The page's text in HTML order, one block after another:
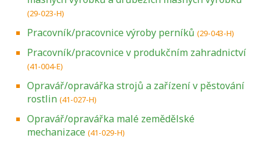
(29-023-H)
Pracovník/pracovnice výroby perníků (29-043-H)
Pracovník/pracovnice v produkčním zahradnictví
(41-004-E)
Opravář/opravářka strojů a zařízení v pěstování
rostlin (41-027-H)
Opravář/opravářka malé zemědělské
mechanizace (41-029-H)